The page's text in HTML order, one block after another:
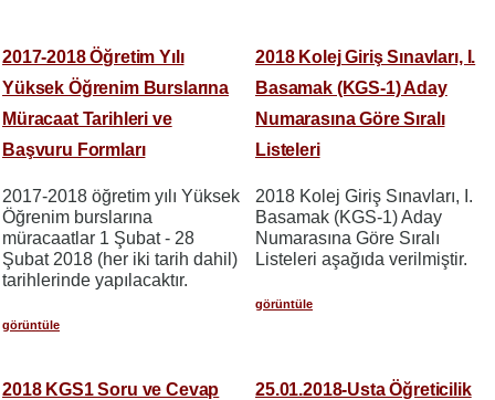
2017-2018 Öğretim Yılı
Yüksek Öğrenim Burslarına
Müracaat Tarihleri ve
Başvuru Formları
2017-2018 öğretim yılı Yüksek
Öğrenim burslarına
müracaatlar 1 Şubat - 28
Şubat 2018 (her iki tarih dahil)
tarihlerinde yapılacaktır.
görüntüle
2018 Kolej Giriş Sınavları, I.
Basamak (KGS-1) Aday
Numarasına Göre Sıralı
Listeleri
2018 Kolej Giriş Sınavları, I.
Basamak (KGS-1) Aday
Numarasına Göre Sıralı
Listeleri aşağıda verilmiştir.
görüntüle
2018 KGS1 Soru ve Cevap
25.01.2018-Usta Öğreticilik